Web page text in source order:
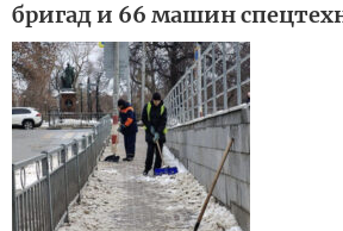
бригад и 66 машин